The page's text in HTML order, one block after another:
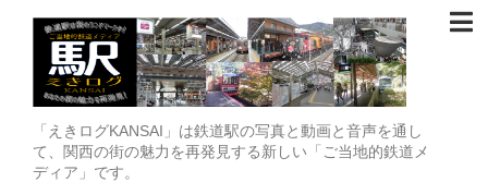
「えきログKANSAI」は鉄道駅の写真と動画と音声を通し
て、関西の街の魅力を再発見する新しい「ご当地的鉄道メ
ディア」です。